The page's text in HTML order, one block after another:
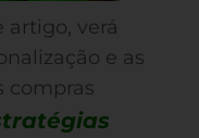
artigo, verá
e as
compras